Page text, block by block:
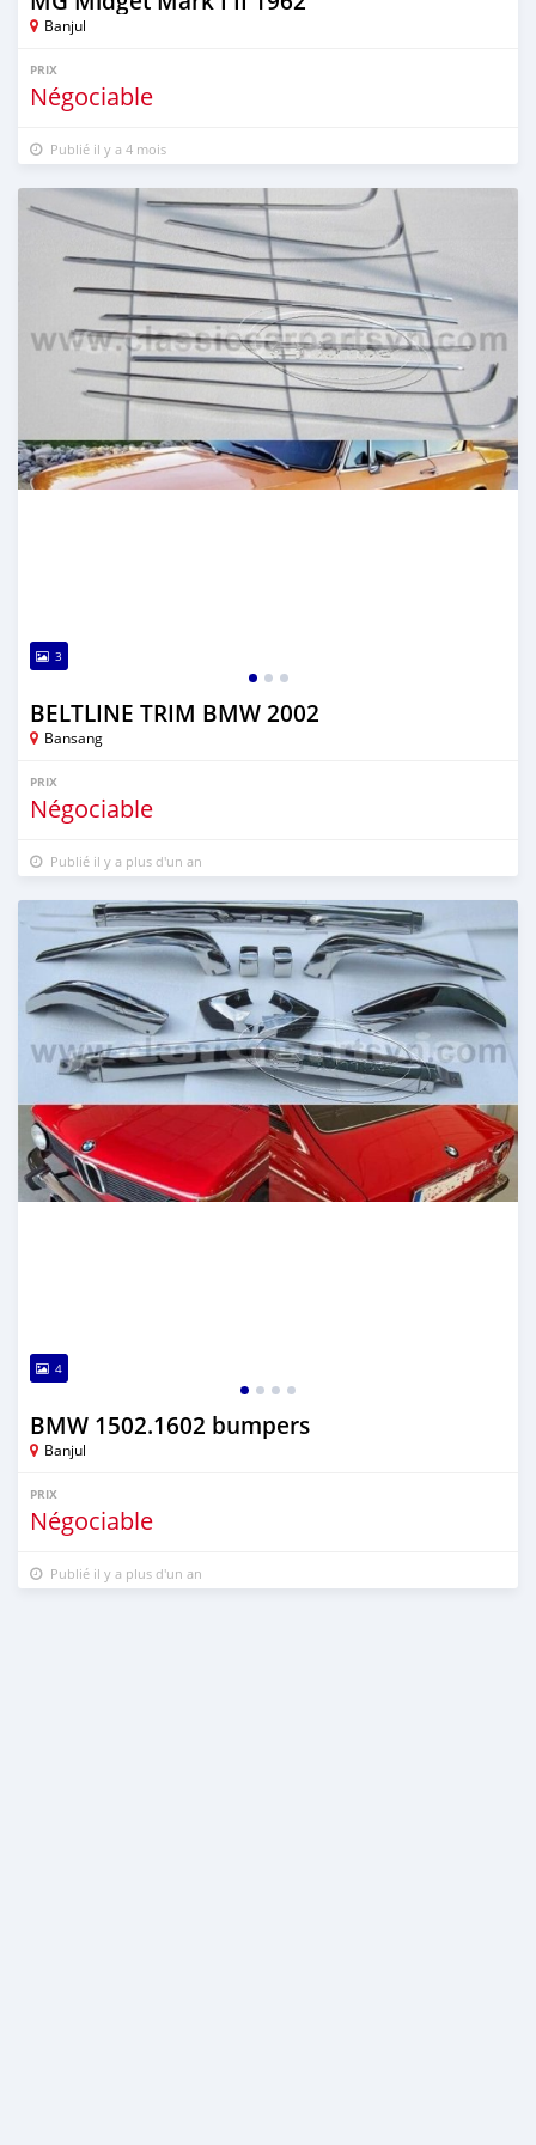
Banjul
PRIX
Négociable
Publié il y a 4 mois
3
BELTLINE TRIM BMW 2002
Bansang
PRIX
Négociable
Publié il y a plus d'un an
4
BMW 1502.1602 bumpers
Banjul
PRIX
Négociable
Publié il y a plus d'un an